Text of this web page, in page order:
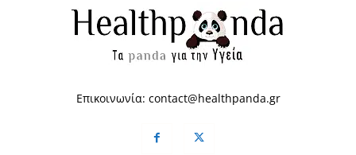
Επικοινωνία: contact@healthpanda.gr